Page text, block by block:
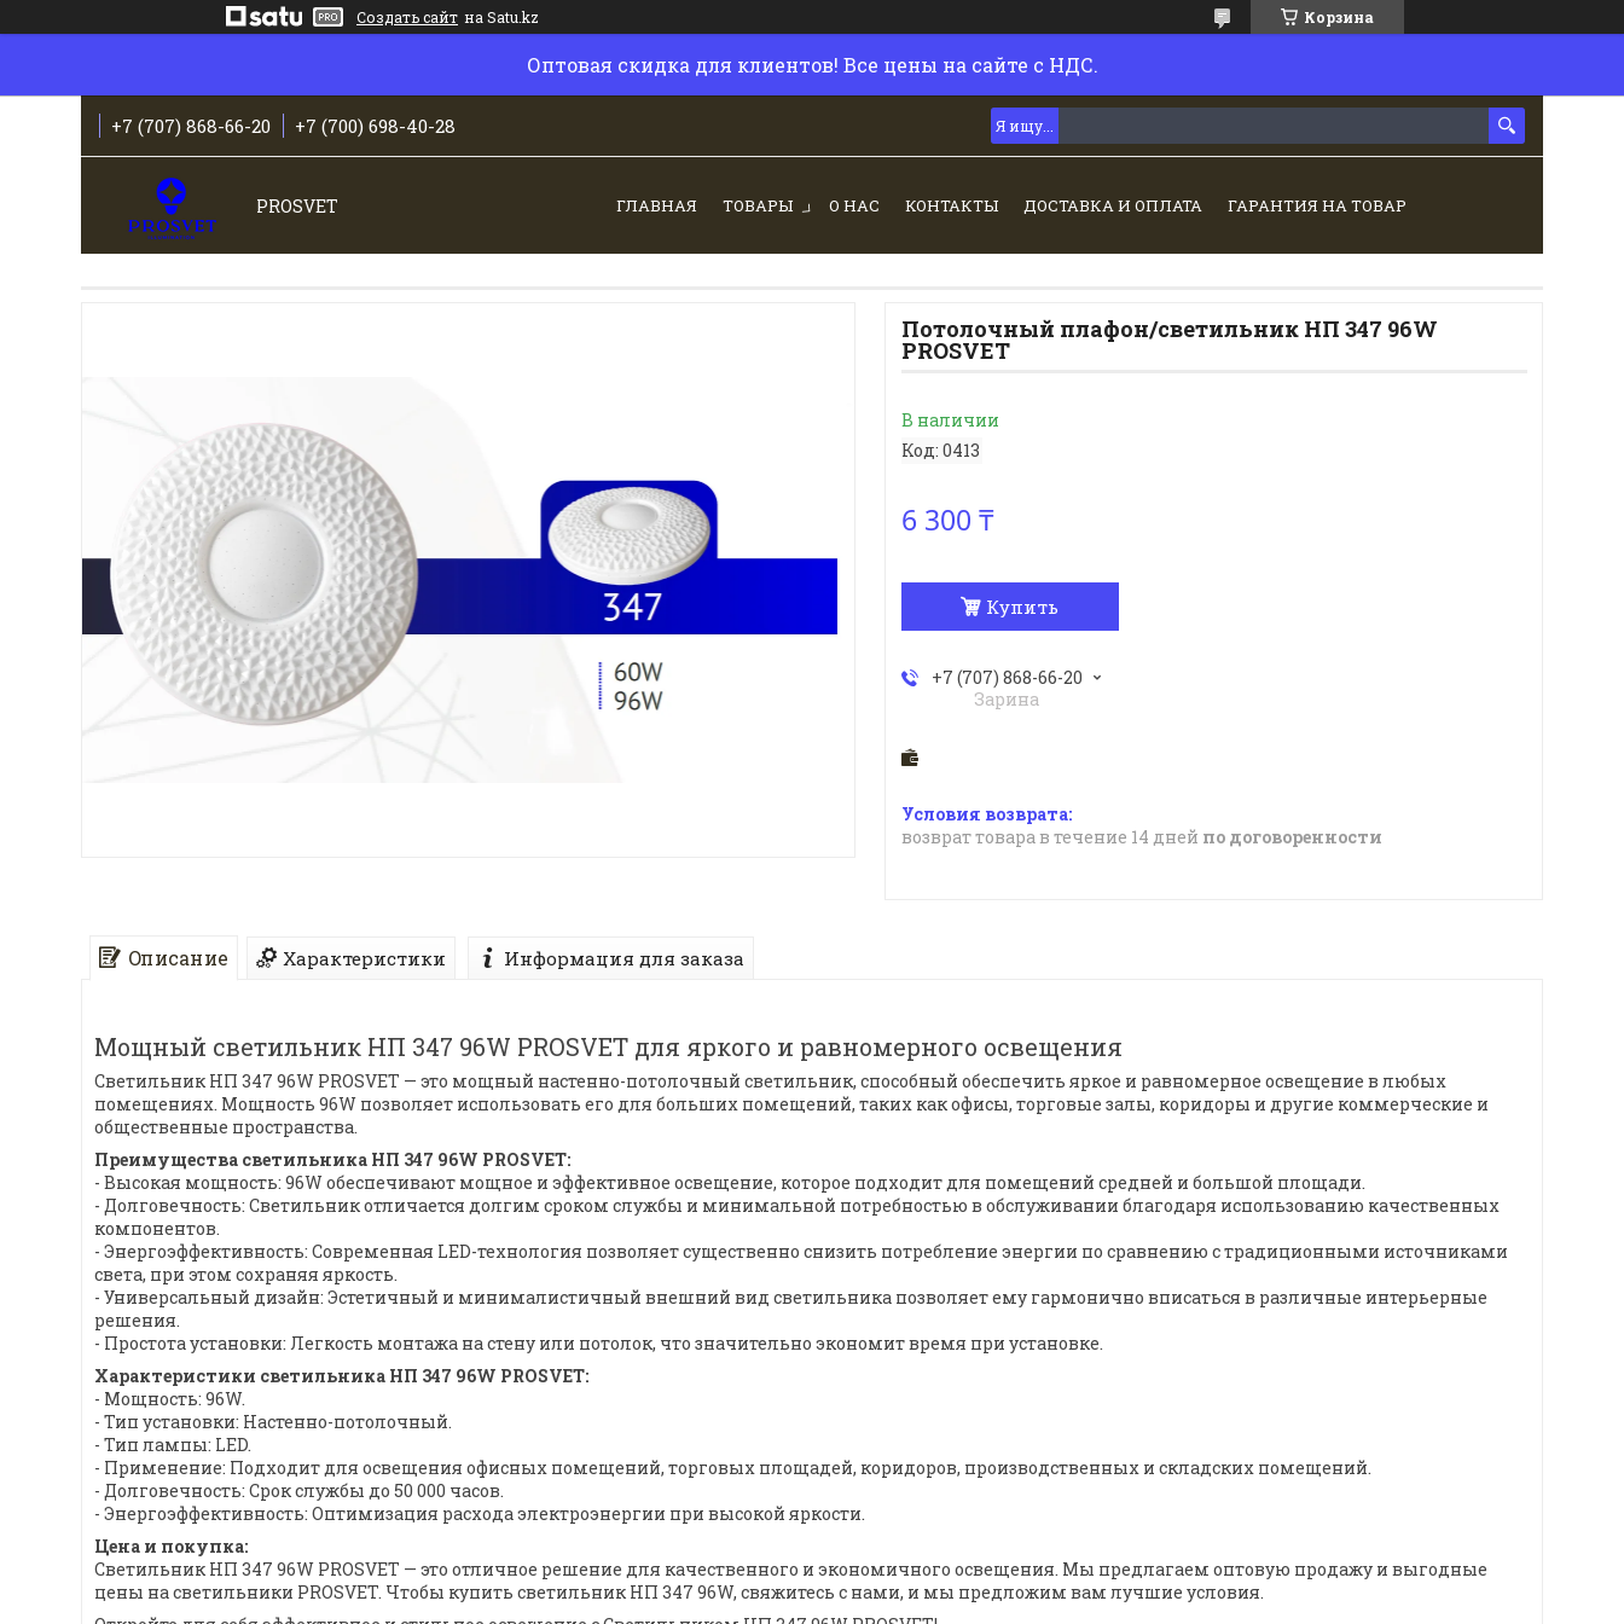
Создать сайт на Satu.kz Корзина
Оптовая скидка для клиентов! Все цены на сайте с НДС.
+7 (707) 868-66-20 +7 (700) 698-40-28
PROSVET ГЛАВНАЯ ТОВАРЫ О НАС КОНТАКТЫ ДОСТАВКА И ОПЛАТА ГАРАНТИЯ НА ТОВАР
Потолочный плафон/светильник НП 347 96W
PROSVET
В наличии
Код: 0413
6 300 ₸
Купить
+7 (707) 868-66-20
Зарина
возврат товара в течение 14 дней по договоренности
Описание Характеристики Информация для заказа
Мощный светильник НП 347 96W PROSVET для яркого и равномерного освещения
Светильник НП 347 96W PROSVET — это мощный настенно-потолочный светильник, способный обеспечить яркое и равномерное освещение в любых
помещениях. Мощность 96W позволяет использовать его для больших помещений, таких как офисы, торговые залы, коридоры и другие коммерческие и
общественные пространства.
Преимущества светильника НП 347 96W PROSVET:
- Высокая мощность: 96W обеспечивают мощное и эффективное освещение, которое подходит для помещений средней и большой площади.
- Долговечность: Светильник отличается долгим сроком службы и минимальной потребностью в обслуживании благодаря использованию качественных
компонентов.
- Энергоэффективность: Современная LED-технология позволяет существенно снизить потребление энергии по сравнению с традиционными источниками
света, при этом сохраняя яркость.
- Универсальный дизайн: Эстетичный и минималистичный внешний вид светильника позволяет ему гармонично вписаться в различные интерьерные
решения.
- Простота установки: Легкость монтажа на стену или потолок, что значительно экономит время при установке.
Характеристики светильника НП 347 96W PROSVET:
- Мощность: 96W.
- Тип установки: Настенно-потолочный.
- Тип лампы: LED.
- Применение: Подходит для освещения офисных помещений, торговых площадей, коридоров, производственных и складских помещений.
- Долговечность: Срок службы до 50 000 часов.
- Энергоэффективность: Оптимизация расхода электроэнергии при высокой яркости.
Цена и покупка:
Светильник НП 347 96W PROSVET — это отличное решение для качественного и экономичного освещения. Мы предлагаем оптовую продажу и выгодные
цены на светильники PROSVET. Чтобы купить светильник НП 347 96W, свяжитесь с нами, и мы предложим вам лучшие условия.